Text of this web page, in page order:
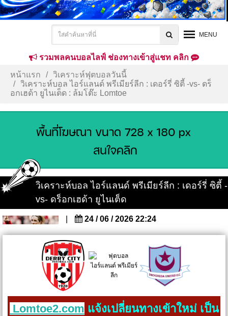
MENU
รวมพลคนบอลไลฟ์ ช่องทางเข้าสู่แชท คลิก
หน้าแรก
วิเคราะห์ฟุตบอลวันนี้
วิเคราะห์บอล ไอร์แลนด์ พรีเมียร์ลีก : เดอร์รี่ ซิตี้ -vs- ดร็
อกเฮด้า ยูไนเต็ด : ล้มโต๊ะ Lomtoe
วิเคราะห์บอล ไอร์แลนด์ พรีเมียร์ลีก : เดอร์รี่ ซิตี้ -
vs- ดร็อกเฮด้า ยูไนเต็ด
24 / 06 / 2026 22:24
Lomtoe2.com แจ้งเปลี่ยนทางเข้าใหม่ เป็น